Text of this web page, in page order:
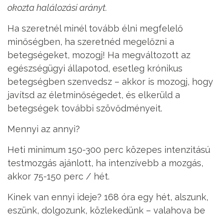
okozta halálozási arányt.
Ha szeretnél minél tovább élni megfelelő
minőségben, ha szeretnéd megelőzni a
betegségeket, mozogj! Ha megváltozott az
egészségügyi állapotod, esetleg krónikus
betegségben szenvedsz – akkor is mozogj, hogy
javítsd az életminőségedet, és elkerüld a
betegségek további szövődményeit.
Mennyi az annyi?
Heti minimum 150-300 perc közepes intenzitású
testmozgás ajánlott, ha intenzívebb a mozgás,
akkor 75-150 perc / hét.
Kinek van ennyi ideje? 168 óra egy hét, alszunk,
eszünk, dolgozunk, közlekedünk – valahova be